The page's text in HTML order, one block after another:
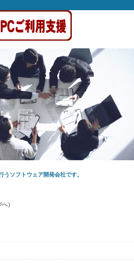
うソフトウェア開発会社です。
）